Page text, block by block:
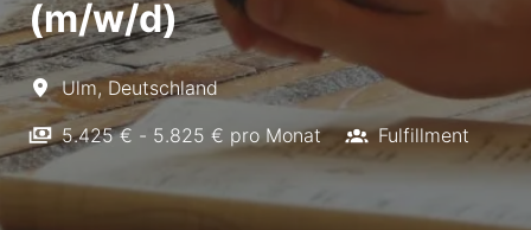
(m/w/d)
Ulm, Deutschland
5.425 € - 5.825 € pro Monat
Fulfillment